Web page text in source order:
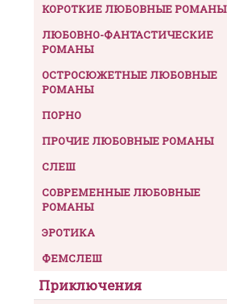
КОРОТКИЕ ЛЮБОВНЫЕ РОМАНЫ
ЛЮБОВНО-ФАНТАСТИЧЕСКИЕ
РОМАНЫ
ОСТРОСЮЖЕТНЫЕ ЛЮБОВНЫЕ
РОМАНЫ
ПОРНО
ПРОЧИЕ ЛЮБОВНЫЕ РОМАНЫ
СЛЕШ
СОВРЕМЕННЫЕ ЛЮБОВНЫЕ
РОМАНЫ
ЭРОТИКА
ФЕМСЛЕШ
Приключения